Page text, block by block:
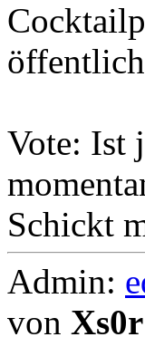
Vote: Ist
Schickt
Admin:
von Xs0r